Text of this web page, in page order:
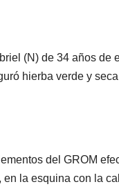
(N) de 34 años
hierba verde y
del GROM
la esquina con la